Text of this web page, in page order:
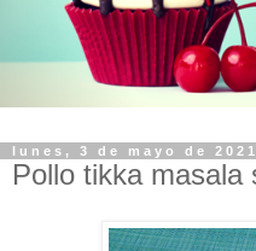
lunes, 3 de mayo de 2021
Pollo tikka masala